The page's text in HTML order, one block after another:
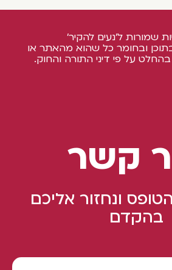
שמורות ל'נעים להקיר'
ובחומר כל שהוא מהאתר או
על פי דיני התורה והחוק.
קשר
ונחזור אליכם
בהקדם